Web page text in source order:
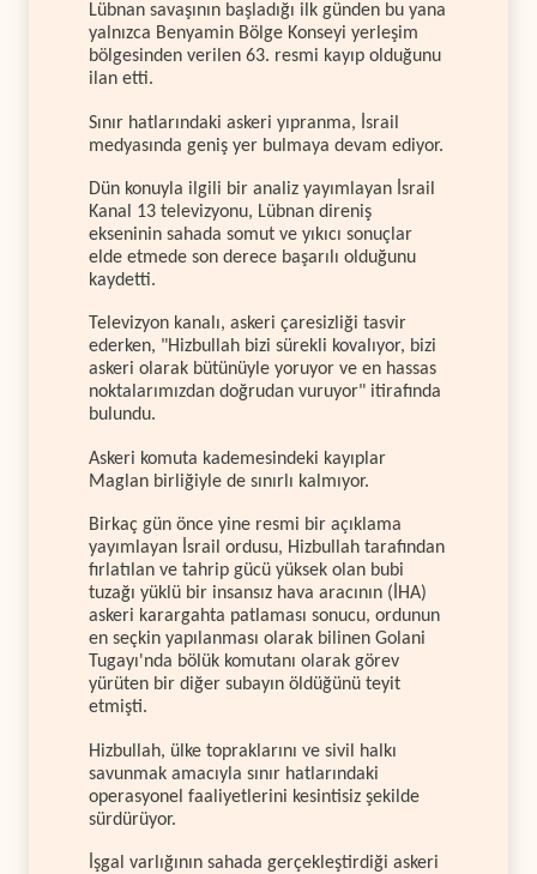
Lübnan savaşının başladığı ilk günden bu yana
yalnızca Benyamin Bölge Konseyi yerleşim
bölgesinden verilen 63. resmi kayıp olduğunu
ilan etti.
Sınır hatlarındaki askeri yıpranma, İsrail
medyasında geniş yer bulmaya devam ediyor.
Dün konuyla ilgili bir analiz yayımlayan İsrail
Kanal 13 televizyonu, Lübnan direniş
ekseninin sahada somut ve yıkıcı sonuçlar
elde etmede son derece başarılı olduğunu
kaydetti.
Televizyon kanalı, askeri çaresizliği tasvir
ederken, "Hizbullah bizi sürekli kovalıyor, bizi
askeri olarak bütünüyle yoruyor ve en hassas
noktalarımızdan doğrudan vuruyor" itirafında
bulundu.
Askeri komuta kademesindeki kayıplar
Maglan birliğiyle de sınırlı kalmıyor.
Birkaç gün önce yine resmi bir açıklama
yayımlayan İsrail ordusu, Hizbullah tarafından
fırlatılan ve tahrip gücü yüksek olan bubi
tuzağı yüklü bir insansız hava aracının (İHA)
askeri karargahta patlaması sonucu, ordunun
en seçkin yapılanması olarak bilinen Golani
Tugayı'nda bölük komutanı olarak görev
yürüten bir diğer subayın öldüğünü teyit
etmişti.
Hizbullah, ülke topraklarını ve sivil halkı
savunmak amacıyla sınır hatlarındaki
operasyonel faaliyetlerini kesintisiz şekilde
sürdürüyor.
İşgal varlığının sahada gerçekleştirdiği askeri